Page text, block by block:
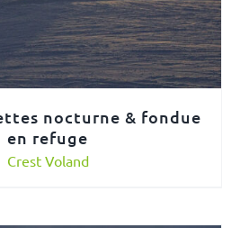
nocturne & fondue
en refuge
Crest Voland